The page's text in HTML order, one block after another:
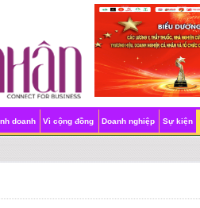
doanh Vì cộng đồng Doanh nghiệp Sự kiện